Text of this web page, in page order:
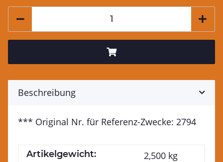
Beschreibung
*** Original Nr. für Referenz-Zwecke: 2794
Artikelgewicht: 2,500 kg